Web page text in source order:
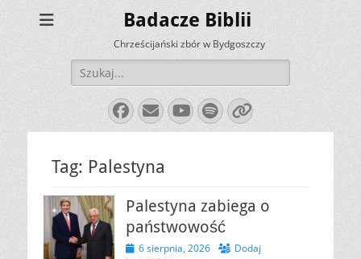
Badacze Biblii
Chrześcijański zbór w Bydgoszczy
Szukaj:
Facebook
E-
mail
YouTube
Spotify
Link
Tag: Palestyna
Palestyna zabiega o
państwowość
Opublikowano
6 sierpnia, 2026
Dodaj